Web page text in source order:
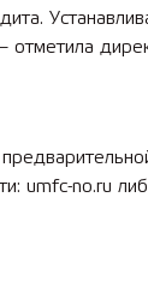
отметила
umfc-no.ru